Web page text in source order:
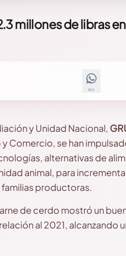
millones de libras
WA
y Unidad Nacional,
y Comercio, se han
alternativas de
animal, para
familias productoras.
de cerdo mostró un
al 2021,